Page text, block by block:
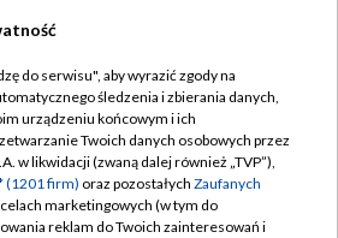
TVP
Regulamin TVP
prywatności
Moje zgody
do serwisu", aby wyrazić zgody na
śledzenia i zbierania danych,
urządzeniu końcowym i ich
Twoich danych osobowych przez
w likwidacji (zwaną dalej również „TVP”),
(1201 firm) oraz pozostałych Zaufanych
celach marketingowych (w tym do
reklam do Twoich zainteresowań i